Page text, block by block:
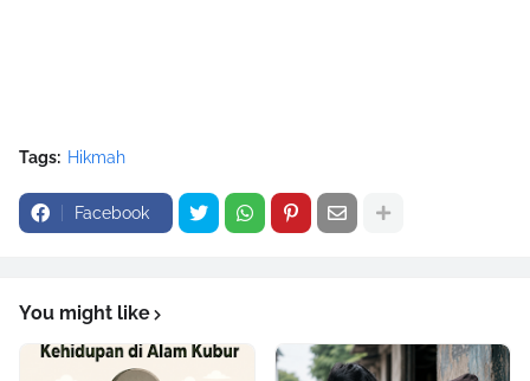
Tags: Hikmah
Facebook
You might like